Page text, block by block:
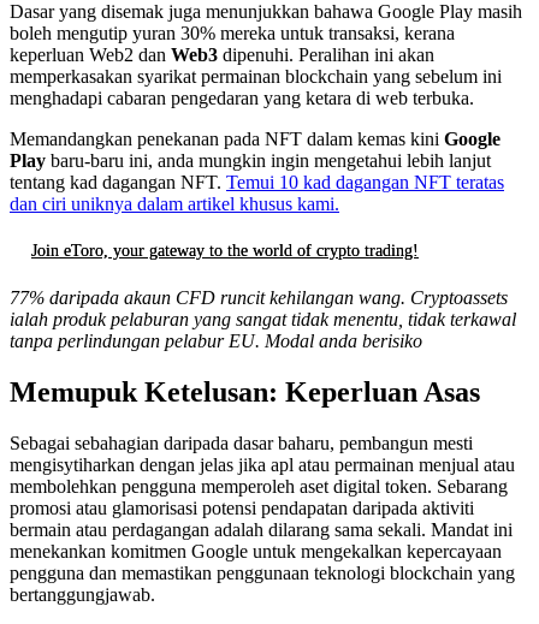
Dasar yang disemak juga menunjukkan bahawa Google Play masih
boleh mengutip yuran 30% mereka untuk transaksi, kerana
keperluan Web2 dan Web3 dipenuhi. Peralihan ini akan
memperkasakan syarikat permainan blockchain yang sebelum ini
menghadapi cabaran pengedaran yang ketara di web terbuka.
Memandangkan penekanan pada NFT dalam kemas kini Google
Play baru-baru ini, anda mungkin ingin mengetahui lebih lanjut
tentang kad dagangan NFT. Temui 10 kad dagangan NFT teratas
dan ciri uniknya dalam artikel khusus kami.
Join eToro, your gateway to the world of crypto trading!
77% daripada akaun CFD runcit kehilangan wang. Cryptoassets
ialah produk pelaburan yang sangat tidak menentu, tidak terkawal
tanpa perlindungan pelabur EU. Modal anda berisiko
Memupuk Ketelusan: Keperluan Asas
Sebagai sebahagian daripada dasar baharu, pembangun mesti
mengisytiharkan dengan jelas jika apl atau permainan menjual atau
membolehkan pengguna memperoleh aset digital token. Sebarang
promosi atau glamorisasi potensi pendapatan daripada aktiviti
bermain atau perdagangan adalah dilarang sama sekali. Mandat ini
menekankan komitmen Google untuk mengekalkan kepercayaan
pengguna dan memastikan penggunaan teknologi blockchain yang
bertanggungjawab.